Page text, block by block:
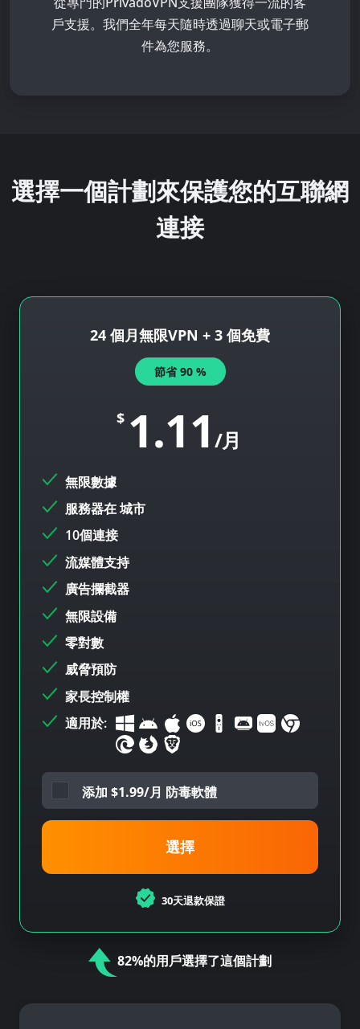
戶支援。我們全年每天隨時透過聊天或電子郵
件為您服務。
選擇一個計劃來保護您的互聯網
連接
24 個月無限VPN + 3 個免費
節省90 %
$ 1.11 /月
無限數據
服務器在城市
10個連接
流媒體支持
廣告攔截器
無限設備
零對數
威脅預防
家長控制權
適用於:
添加 $1.99/月 防毒軟體
選擇
30天退款保證
82%的用戶選擇了這個計劃